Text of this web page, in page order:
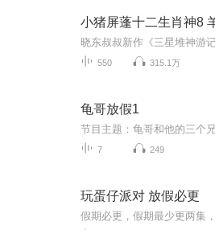
550 315.1万
龟哥放假1
7 249
玩蛋仔派对 放假必更